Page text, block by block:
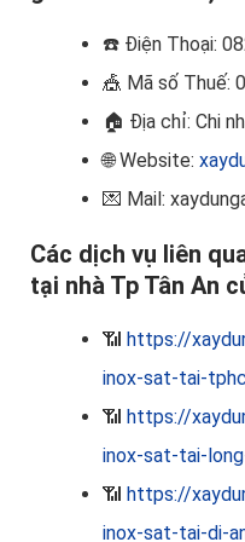
☎️ Điện Thoại:
🎪 Mã số Thuế:
🏠 Địa chỉ: Chi
🌐 Website:
💌 Mail:
Các dịch vụ liên
tại nhà Tp Tân An
📶 https://
inox-sat-tai-
📶 https://
inox-sat-tai-
📶 https://
inox-sat-tai-di-